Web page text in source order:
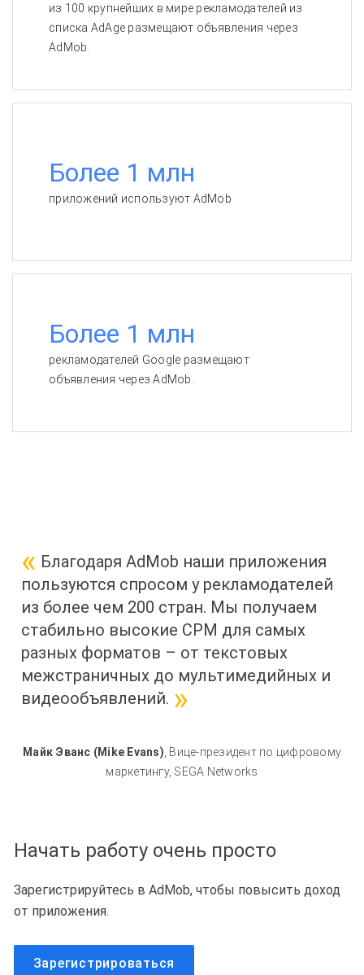
из 100 крупнейших в мире рекламодателей из
списка AdAge размещают объявления через
AdMob.
Более 1 млн
приложений используют AdMob
Более 1 млн
рекламодателей Google размещают
объявления через AdMob.
Благодаря AdMob наши приложения
пользуются спросом у рекламодателей
из более чем 200 стран. Мы получаем
стабильно высокие CPM для самых
разных форматов – от текстовых
межстраничных до мультимедийных и
видеообъявлений.
Майк Эванс (Mike Evans), Вице-президент по цифровому
маркетингу, SEGA Networks
Начать работу очень просто
Зарегистрируйтесь в AdMob, чтобы повысить доход
от приложения.
Зарегистрироваться